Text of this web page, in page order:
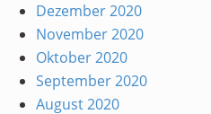
Dezember 2020
November 2020
Oktober 2020
September 2020
August 2020